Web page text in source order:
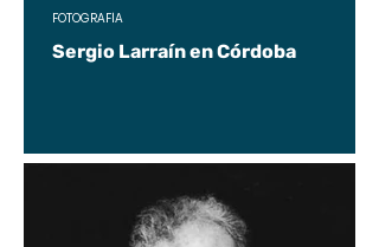
Sergio Larraín en Córdoba
FOTOGRAFÍA